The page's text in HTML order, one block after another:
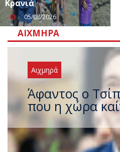
Κρανιά
05/08/2026
ΑΙΧΜΗΡΆ
Αιχμηρά
Άφαντος ο
που η χώρα